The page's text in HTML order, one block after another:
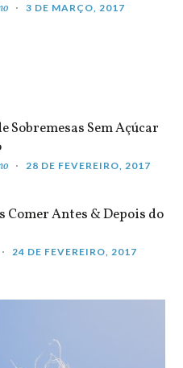
3 DE MARÇO, 2017
Sobremesas Sem Açúcar
28 DE FEVEREIRO, 2017
Comer Antes & Depois do
24 DE FEVEREIRO, 2017